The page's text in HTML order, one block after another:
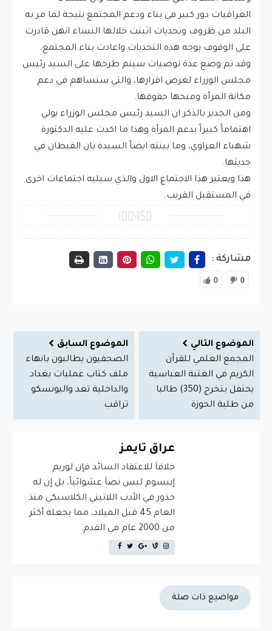
العراقيات دور كبير في بناء ودعم المجتمع نتيجة لما مر به
البلد من ظروف وتحديات اثبتت خلالها النساء انهن قادرت
على الوقوف بوجه هذه التحديات واعادت بناء المجتمع.
وقد تم وضع عدة توصيات سيتم طرحها على السيد رئيس
مجلس الوزراء لغرض اقرارها، والتي ستساهم في دعم
مكانة المرأة ومنحها حقوقها.
ومن الجدير بالذكر ان السيد رئيس مجلس الوزراء يولي
اهتماماً كبيراً بدعم المرأة وهذا ما اكدت عليه الدكتورة
شهباء العزاوي، وما بينته ايضاً السيدة بان القبطان في
حديثها.
هذا ويعتبر هذا الاجتماع الاول والذي سيليه اجتماعات اخرى
في المستقبل القريب.
مشاركة :
0 0
الموضوع التالي
المجمع العلمي للقرآن
الكريم في العتبة العباسية
يحتفل بتخرج (350) طالبا
من طلبة الحوزة
الموضوع السابق
الصحفيون يطالبون بانهاء
ملف كتاب عمليات بغداد
والداخلية تعد واليونسكو
تراقب
عراق تايمز
خلافاَ للاعتقاد السائد فإن لوريم
إيبسوم ليس نصاَ عشوائياً، بل إن له
جذور في الأدب اللاتيني الكلاسيكي منذ
العام 45 قبل الميلاد، مما يجعله أكثر
من 2000 عام في القدم.
مواضيع ذات صلة